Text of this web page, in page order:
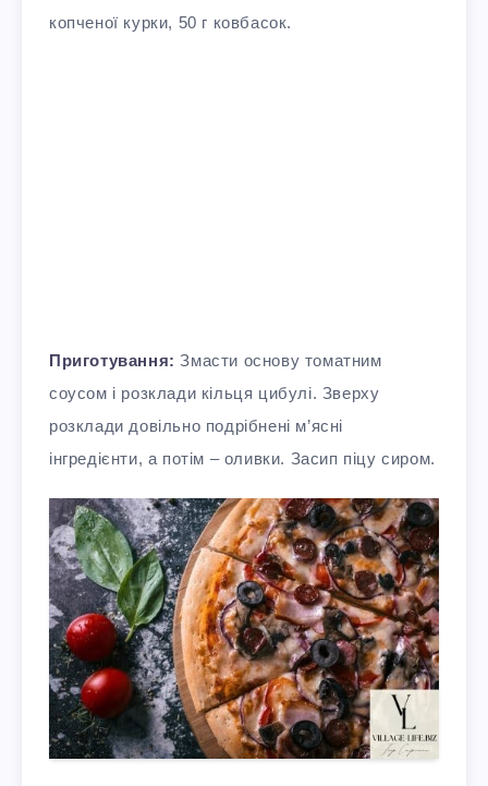
копченої курки, 50 г ковбасок.
Приготування:Змасти основу томатним
соусом і розклади кільця цибулі. Зверху
розклади довільно подрібнені м’ясні
інгредієнти, а потім – оливки. Засип піцу сиром.